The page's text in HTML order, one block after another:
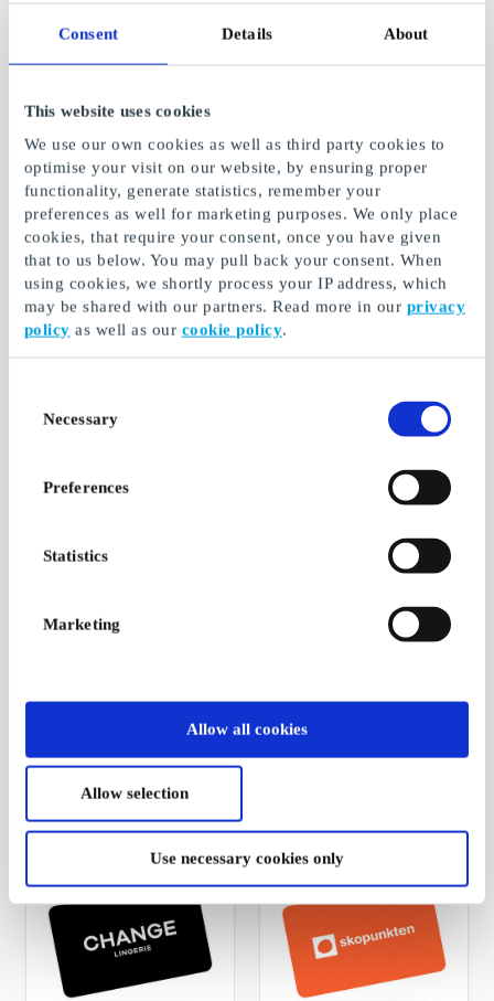
Consent Details About
This website uses cookies
We use our own cookies as well as third party cookies to
optimise your visit on our website, by ensuring proper
functionality, generate statistics, remember your
preferences as well for marketing purposes. We only place
cookies, that require your consent, once you have given
that to us below. You may pull back your consent. When
using cookies, we shortly process your IP address, which
may be shared with our partners. Read more in our privacy
policy as well as our cookie policy.
Selection
Necessary
Preferences
Statistics
Marketing
Allow all cookies
Allow selection
Use necessary cookies only
Roccamore NO
Gavekort
Komfortable, høye
Bik Bok NO Gavekort
Gaven som åpner en
hel verden av gaver
Et jeanskonsept som
retter seg mot kvinner
50 kr
Moteriktige sko til bra
priser